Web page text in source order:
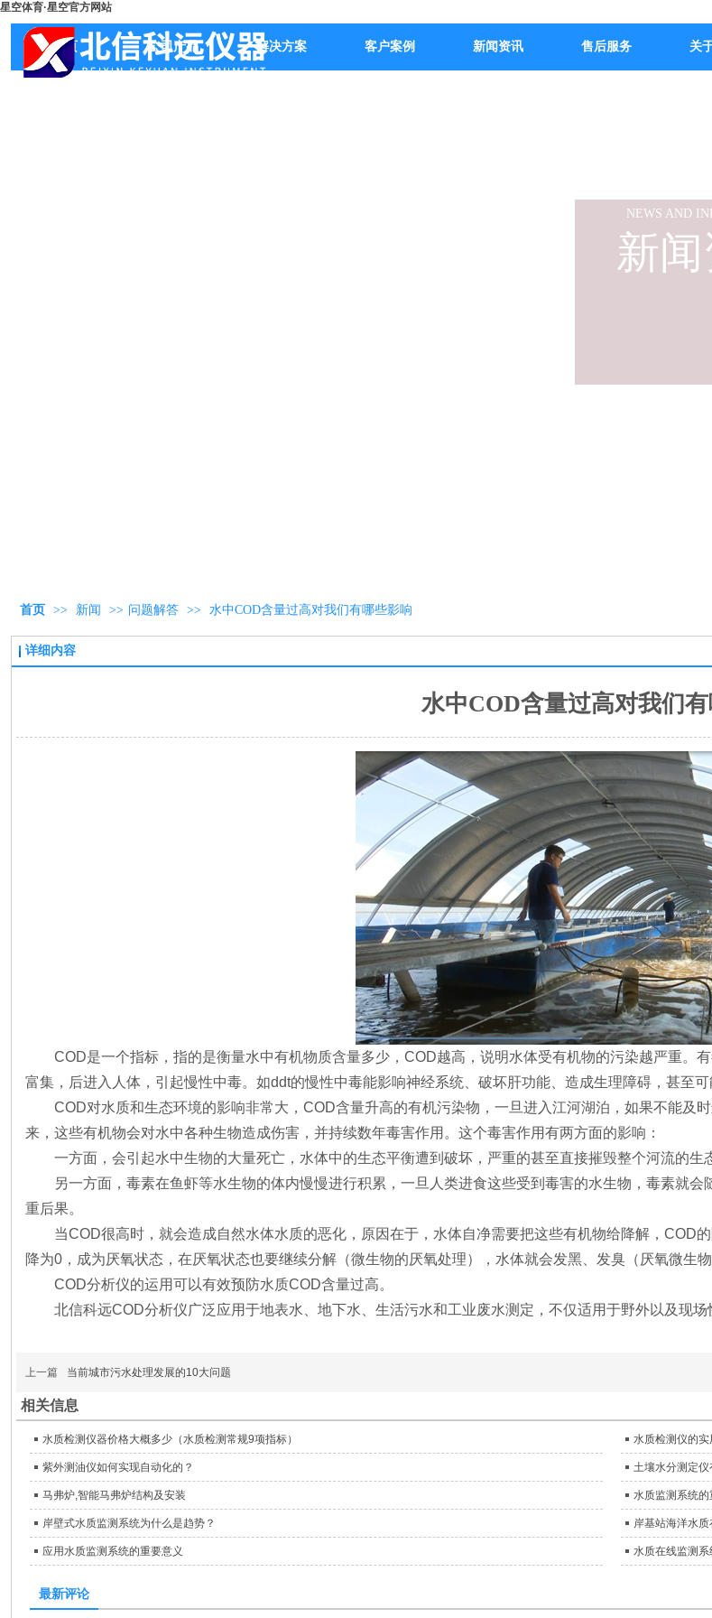
星空体育·星空官方网站
首页 公司产品 解决方案 客户案例 新闻资讯 售后服务 关
新
NEWS AND
首页 >> 新闻 >> 问题解答 >> 水中COD含量过高对我们有哪些影响
详细内容
水中COD含量过高对我们
COD是一个指标，指的是衡量水中有机物质含量多少，COD越高，说明水体受有机物的污染越严重。
富集，后进入人体，引起慢性中毒。如ddt的慢性中毒能影响神经系统、破坏肝功能、造成生理障碍，甚至
COD对水质和生态环境的影响非常大，COD含量升高的有机污染物，一旦进入江河湖泊，如果不能及
来，这些有机物会对水中各种生物造成伤害，并持续数年毒害作用。这个毒害作用有两方面的影响：
一方面，会引起水中生物的大量死亡，水体中的生态平衡遭到破坏，严重的甚至直接摧毁整个河流的生
另一方面，毒素在鱼虾等水生物的体内慢慢进行积累，一旦人类进食这些受到毒害的水生物，毒素就
重后果。
当COD很高时，就会造成自然水体水质的恶化，原因在于，水体自净需要把这些有机物给降解，COD
降为0，成为厌氧状态，在厌氧状态也要继续分解（微生物的厌氧处理），水体就会发黑、发臭（厌氧微生
COD分析仪的运用可以有效预防水质COD含量过高。
北信科远COD分析仪广泛应用于地表水、地下水、生活污水和工业废水测定，不仅适用于野外以及现
上一篇 当前城市污水处理发展的10大问题
相关信息
水质检测仪器价格大概多少（水质检测常规9项指标） 水质检测仪的实
紫外测油仪如何实现自动化的？ 土壤水分测定仪
马弗炉,智能马弗炉结构及安装 水质监测系统的
岸壁式水质监测系统为什么是趋势？ 岸基站海洋水
应用水质监测系统的重要意义 水质在线监测
最新评论